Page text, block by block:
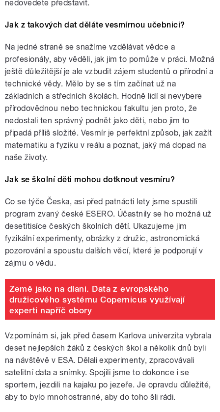
nedovedete představit.
Jak z takových dat děláte vesmírnou učebnici?
Na jedné straně se snažíme vzdělávat vědce a
profesionály, aby věděli, jak jim to pomůže v práci. Možná
ještě důležitější je ale vzbudit zájem studentů o přírodní a
technické vědy. Mělo by se s tím začínat už na
základních a středních školách. Hodně lidí si nevybere
přírodovědnou nebo technickou fakultu jen proto, že
nedostali ten správný podnět jako děti, nebo jim to
připadá příliš složité. Vesmír je perfektní způsob, jak zažít
matematiku a fyziku v reálu a poznat, jaký má dopad na
naše životy.
Jak se školní děti mohou dotknout vesmíru?
Co se týče Česka, asi před patnácti lety jsme spustili
program zvaný české ESERO. Účastnily se ho možná už
desetitisíce českých školních dětí. Ukazujeme jim
fyzikální experimenty, obrázky z družic, astronomická
pozorování a spoustu dalších věcí, které je podporují v
zájmu o vědu.
Země jako na dlani. Data z evropského
družicového systému Copernicus využívají
experti napříč obory
Vzpomínám si, jak před časem Karlova univerzita vybrala
deset nejlepších žáků z českých škol a několik dnů byli
na návštěvě v ESA. Dělali experimenty, zpracovávali
satelitní data a snímky. Spojili jsme to dokonce i se
sportem, jezdili na kajaku po jezeře. Je opravdu důležité,
aby to bylo mnohostranné, aby do toho šli rádi.